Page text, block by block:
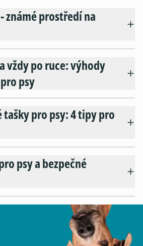
známé prostředí na
vždy po ruce: výhody
psy
tašky pro psy: 4 tipy pro
psy a bezpečné